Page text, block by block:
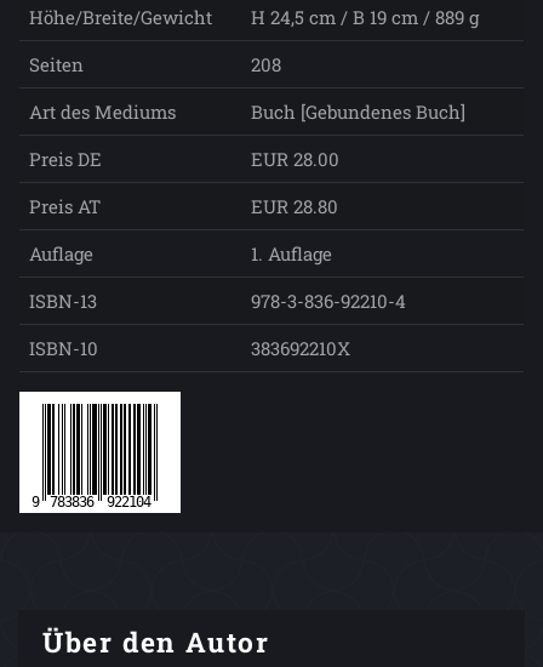
Höhe/Breite/Gewicht
H 24,5 cm / B 19 cm / 889 g
Seiten
208
Art des Mediums
Buch [Gebundenes Buch]
Preis DE
EUR 28.00
Preis AT
EUR 28.80
Auflage
1. Auflage
ISBN-13
978-3-836-92210-4
ISBN-10
383692210X
Über den Autor